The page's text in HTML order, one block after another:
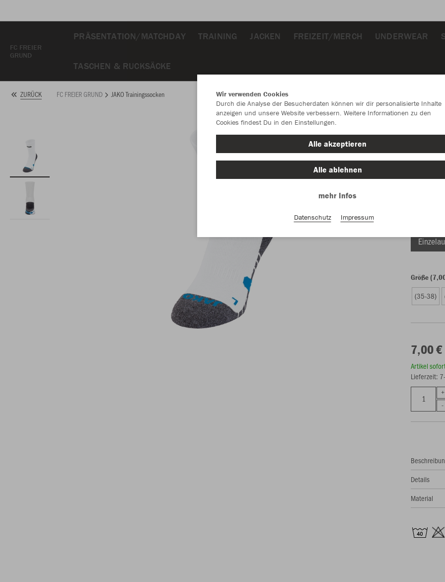
FC FREIER
GRUND
PRÄSENTATION/MATCHDAY TRAINING JACKEN FREIZEIT/MERCH UNDERWEAR
TASCHEN & RUCKSÄCKE
ZURÜCK FC FREIER GRUND JAKO Trainingssocken
weiß
Größe
(35-38)
7,00 €
Artikel
Lieferzeit:
Details
Material
Wir verwenden Cookies
Durch die Analyse der Besucherdaten können wir dir personalisierte Inhalte
anzeigen und unsere Website verbessern. Weitere Informationen zu den
Cookies findest Du in den Einstellungen.
Alle akzeptieren
Alle ablehnen
mehr Infos
Datenschutz Impressum